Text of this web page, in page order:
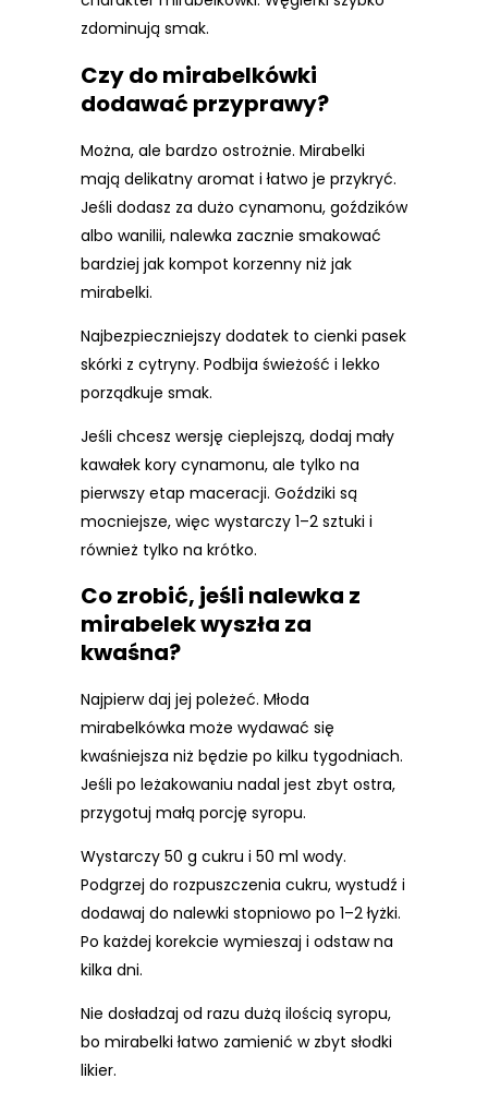
zdominują smak.
Czy do mirabelkówki
dodawać przyprawy?
Można, ale bardzo ostrożnie. Mirabelki
mają delikatny aromat i łatwo je przykryć.
Jeśli dodasz za dużo cynamonu, goździków
albo wanilii, nalewka zacznie smakować
bardziej jak kompot korzenny niż jak
mirabelki.
Najbezpieczniejszy dodatek to cienki pasek
skórki z cytryny. Podbija świeżość i lekko
porządkuje smak.
Jeśli chcesz wersję cieplejszą, dodaj mały
kawałek kory cynamonu, ale tylko na
pierwszy etap maceracji. Goździki są
mocniejsze, więc wystarczy 1–2 sztuki i
również tylko na krótko.
Co zrobić, jeśli nalewka z
mirabelek wyszła za
kwaśna?
Najpierw daj jej poleżeć. Młoda
mirabelkówka może wydawać się
kwaśniejsza niż będzie po kilku tygodniach.
Jeśli po leżakowaniu nadal jest zbyt ostra,
przygotuj małą porcję syropu.
Wystarczy 50 g cukru i 50 ml wody.
Podgrzej do rozpuszczenia cukru, wystudź i
dodawaj do nalewki stopniowo po 1–2 łyżki.
Po każdej korekcie wymieszaj i odstaw na
kilka dni.
Nie dosładzaj od razu dużą ilością syropu,
bo mirabelki łatwo zamienić w zbyt słodki
likier.